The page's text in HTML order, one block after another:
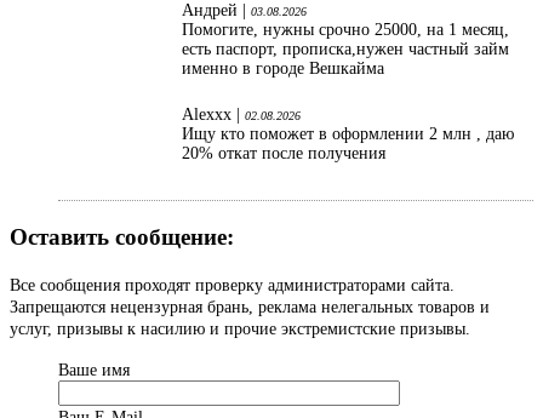
Андрей | 03.08.2026
Помогите, нужны срочно 25000, на 1 месяц,
есть паспорт, прописка,нужен частный займ
именно в городе Вешкайма
Alexxx | 02.08.2026
Ищу кто поможет в оформлении 2 млн , даю
20% откат после получения
Оставить сообщение:
Все сообщения проходят проверку администраторами сайта.
Запрещаются нецензурная брань, реклама нелегальных товаров и
услуг, призывы к насилию и прочие экстремистские призывы.
Ваше имя